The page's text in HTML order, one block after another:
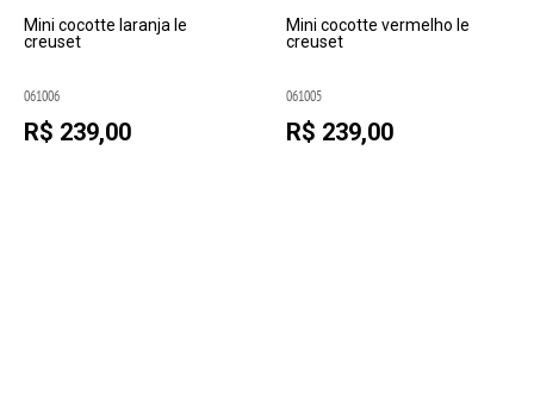
Mini cocotte laranja le
creuset
061006
R$ 239,00
Mini cocotte vermelho le
creuset
061005
R$ 239,00